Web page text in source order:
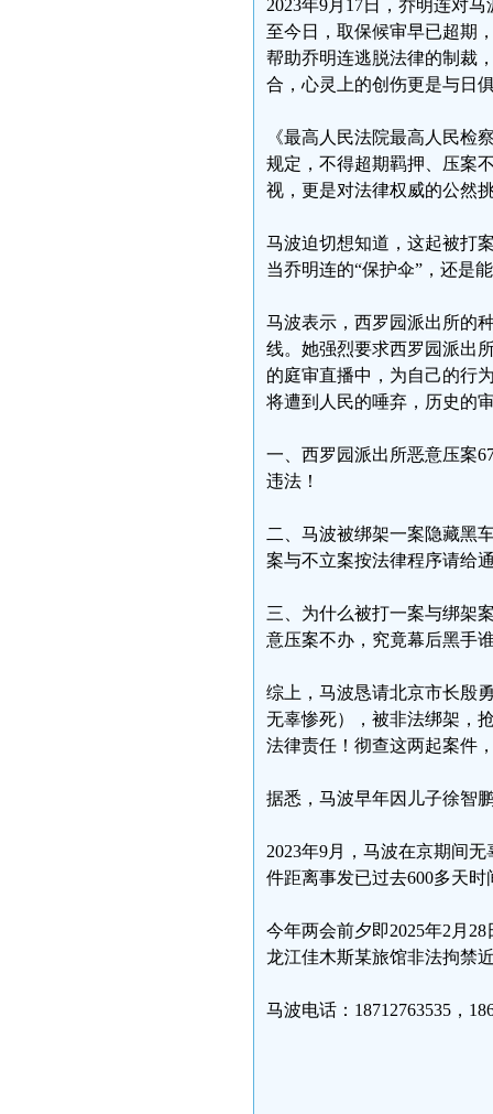
2023年9月17日，乔明连对
至今日，取保候审早已超期
帮助乔明连逃脱法律的制裁
合，心灵上的创伤更是与日
《最高人民法院最高人民检
规定，不得超期羁押、压案
视，更是对法律权威的公然
马波迫切想知道，这起被打
当乔明连的“保护伞”，还是
马波表示，西罗园派出所的
线。她强烈要求西罗园派出
的庭审直播中，为自己的行
将遭到人民的唾弃，历史的
一、西罗园派出所恶意压案
违法！
二、马波被绑架一案隐藏黑
案与不立案按法律程序请给
三、为什么被打一案与绑架
意压案不办，究竟幕后黑手
综上，马波恳请北京市长殷
无辜惨死），被非法绑架，
法律责任！彻查这两起案件
据悉，马波早年因儿子徐智
2023年9月，马波在京期间
件距离事发已过去600多天
今年两会前夕即2025年2月
龙江佳木斯某旅馆非法拘禁
马波电话：18712763535，